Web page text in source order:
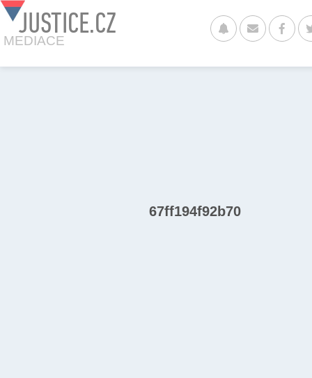
JUSTICE.CZ
MEDIACE
67ff194f92b70